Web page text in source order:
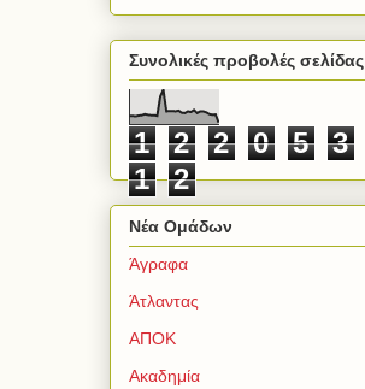
Συνολικές προβολές σελίδας
1 2 2 0 5
3
1
2
Νέα Ομάδων
Άγραφα
Άτλαντας
ΑΠΟΚ
Ακαδημία